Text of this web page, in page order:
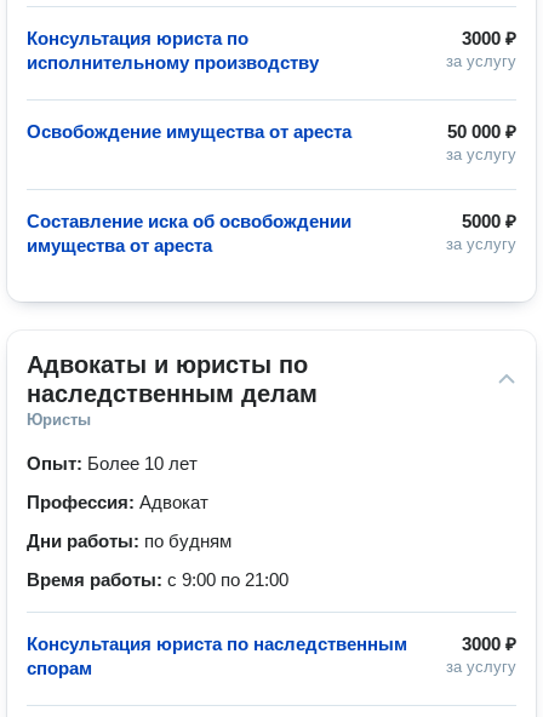
3000 ₽
за услугу
Консультация юриста по
исполнительному производству
50 000 ₽
за услугу
Освобождение имущества от ареста
5000 ₽
за услугу
Составление иска об освобождении
имущества от ареста
Адвокаты и юристы по
наследственным делам
Юристы
Опыт: Более 10 лет
Профессия: Адвокат
Дни работы: по будням
Время работы: с 9:00 по 21:00
3000 ₽
за услугу
Консультация юриста по наследственным
спорам